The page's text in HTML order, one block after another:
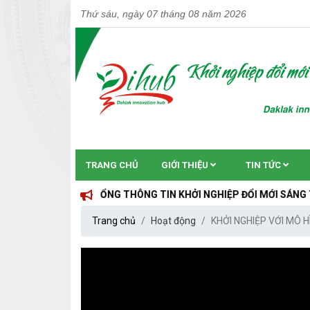
Thứ sáu, ngày 07 tháng 08 năm 2026
TRANG CHỦ GIỚI THIỆU TIN TỨC
CỔNG THÔNG TIN KHỞI NGHIỆP ĐỔI MỚI SÁNG TẠO TỈNH
Trang chủ Hoạt động KHỞI NGHIỆP VỚI MÔ